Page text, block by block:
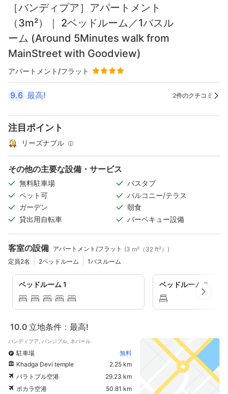
［バンディプア］アパートメント
（3m²）｜ 2ベッドルーム／1バスル
ーム (Around 5Minutes walk from
MainStreet with Goodview)
アパートメント/フラット
9.6 最高! 2件のクチコミ
注目ポイント
リーズナブル
その他の主要な設備・サービス
無料駐車場
バスタブ
ペット可
バルコニー/テラス
ガーデン
朝食
貸出用自転車
バーベキュー設備
客室の設備 アパートメント/フラット (3 m²（32 ft²）)
定員2名
2ベッドルーム 1バスルーム
ベッドルーム 1 ベッドルーム 2
10.0 立地条件：最高!
バンディプア, バンジプル, ネパール
駐車場
無料
Khadga Devi temple
2.25 km
バラトプル空港
29.23 km
ポカラ空港
50.81 km